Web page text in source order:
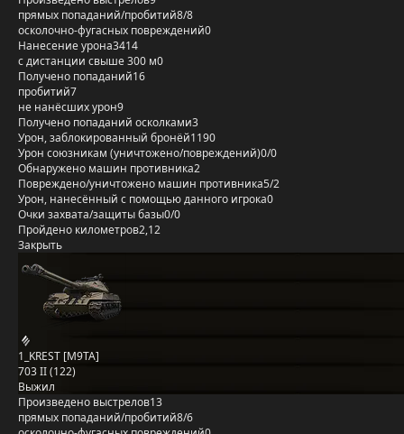
прямых попаданий/пробитий8/8
осколочно-фугасных повреждений0
Нанесение урона3414
с дистанции свыше 300 м0
Получено попаданий16
пробитий7
не нанёсших урон9
Получено попаданий осколками3
Урон, заблокированный бронёй1190
Урон союзникам (уничтожено/повреждений)0/0
Обнаружено машин противника2
Повреждено/уничтожено машин противника5/2
Урон, нанесённый с помощью данного игрока0
Очки захвата/защиты базы0/0
Пройдено километров2,12
Закрыть
1_KREST [M9TA]
703 II (122)
Выжил
Произведено выстрелов13
прямых попаданий/пробитий8/6